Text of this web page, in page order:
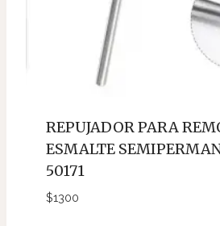
REPUJADOR PARA
ESMALTE
50171
$1300